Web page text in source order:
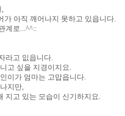
가 아직 깨어나지 못하고 있읍니다.
계로...^^::
라고 잆읍니다.
고 싶을 지경이지요.
이가 엄마는 고맙읍니다.
지만,
지고 있는 모습이 신기하지요.